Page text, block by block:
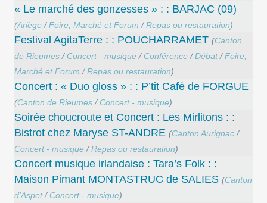
« Le marché des gonzesses » : : BARJAC (09)
(Ariège /Foire, Marché et Forum /Repas ou restauration)
Festival AgitaTerre : : POUCHARRAMET (Canton
de Rieumes / Concert - musique / Conférence /Débat/Foire,
Marché et Forum /Repas ou restauration)
Concert : « Duo gloss » : : P’tit Café de FORGUE
(Canton de Rieumes / Concert - musique)
Soirée choucroute et Concert : Les Mirlitons : :
Bistrot chez Maryse ST-ANDRE (Canton Aurignac /
Concert - musique /Repas ou restauration)
Concert musique irlandaise : Tara’s Folk : :
Maison Pimant MONTASTRUC de SALIES (Canton
d’Aspet/ Concert - musique)